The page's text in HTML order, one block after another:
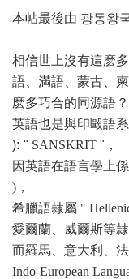
本帖最後由 광동왕
相信世上沒有這麽
語、満語、蒙古、
麽多巧合的同源語
英語也是與印毆語
): " SANSKRIT "，
因英語在語言學上
)，
希臘語隷屬 "
愛爾蘭、威爾斯等
而羅馬、意大利、
Indo-European